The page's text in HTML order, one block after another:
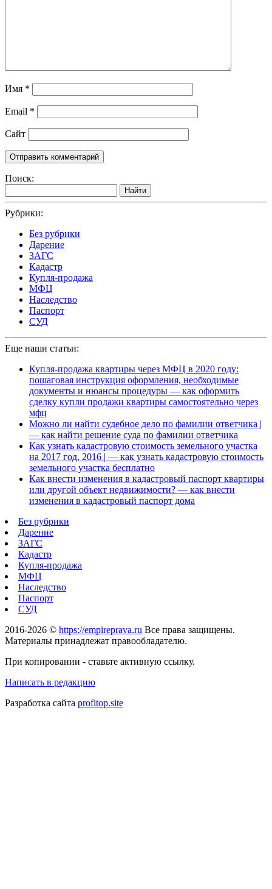
Имя *
Email *
Сайт
Поиск:
Найти
Рубрики:
Без рубрики
Дарение
ЗАГС
Кадастр
Купля-продажа
МФЦ
Наследство
Паспорт
СУД
Еще наши статьи:
Купля-продажа квартиры через МФЦ в 2020 году:
пошаговая инструкция оформления, необходимые
документы и нюансы процедуры — как оформить
сделку купли продажи квартиры самостоятельно через
мфц
Можно ли найти судебное дело по фамилии ответчика |
— как найти решение суда по фамилии ответчика
Как узнать кадастровую стоимость земельного участка
на 2017 год, 2016 | — как узнать кадастровую стоимость
земельного участка бесплатно
Как внести изменения в кадастровый паспорт квартиры
или другой объект недвижимости? — как внести
изменения в кадастровый паспорт дома
Без рубрики
Дарение
ЗАГС
Кадастр
Купля-продажа
МФЦ
Наследство
Паспорт
СУД
2016-2026 © https://empireprava.ru Все права защищены.
Материалы принадлежат правообладателю.
При копировании - ставьте активную ссылку.
Написать в редакцию
Разработка сайта profitop.site